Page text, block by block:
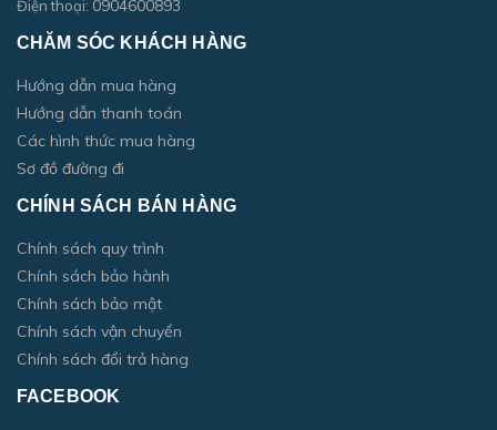
Điện thoại: 0904600893
CHĂM SÓC KHÁCH HÀNG
Hướng dẫn mua hàng
Hướng dẫn thanh toán
Các hình thức mua hàng
Sơ đồ đường đi
CHÍNH SÁCH BÁN HÀNG
Chính sách quy trình
Chính sách bảo hành
Chính sách bảo mật
Chính sách vận chuyển
Chính sách đổi trả hàng
FACEBOOK